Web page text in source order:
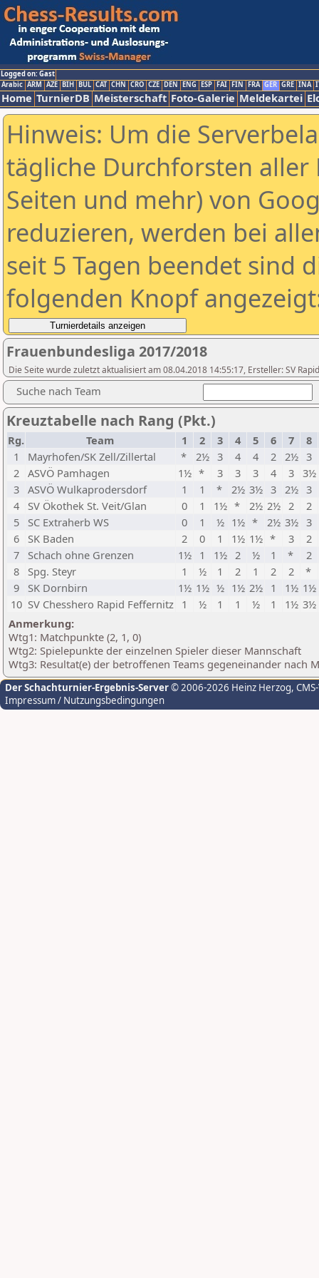
Logged on: Gast
Arabic ARM AZE BIH BUL CAT CHN CRO CZE DEN ENG ESP FAI FIN FRA GER GRE INA
Home TurnierDB Meisterschaft Foto-Galerie Meldekartei
Hinweis: Um die
tägliche Durchforsten aller
Seiten und mehr) von
reduzieren, werden bei
seit 5 Tagen beendet sind
folgenden Knopf
Frauenbundesliga 2017/2018
Die Seite wurde zuletzt aktualisiert am 08.04.2018 14:55:17, Ersteller: SV
Suche nach Team
Kreuztabelle nach Rang (Pkt.)
Rg. Team 1 2 3 4 5 6 7
8
1
Mayrhofen/SK Zell/Zillertal * 2½ 3 4 4 2 2½ 3
2 ASVÖ Pamhagen 1½ * 3 3 3 4 3 3½
3 ASVÖ Wulkaprodersdorf 1 1 * 2½ 3½ 3 2½ 3
4
SV Ökothek St. Veit/Glan 0 1 1½ * 2½ 2½ 2
2
5
SC Extraherb WS 0 1 ½ 1½ * 2½ 3½ 3
6
SK Baden 2 0 1 1½ 1½ * 3
2
7
Schach ohne Grenzen 1½ 1 1½ 2 ½ 1 *
2
8
Spg. Steyr 1 ½ 1 2 1 2 2
*
9
SK Dornbirn 1½ 1½ ½ 1½ 2½ 1 1½ 1½
10 SV Chesshero Rapid Feffernitz 1 ½ 1 1 ½ 1 1½ 3½
Anmerkung:
Wtg1: Matchpunkte (2, 1, 0)
Wtg2: Spielepunkte der einzelnen Spieler dieser Mannschaft
Wtg3: Resultat(e) der betroffenen Teams gegeneinander nach
Der Schachturnier-Ergebnis-Server© 2006-2026 Heinz Herzog,
Impressum / Nutzungsbedingungen